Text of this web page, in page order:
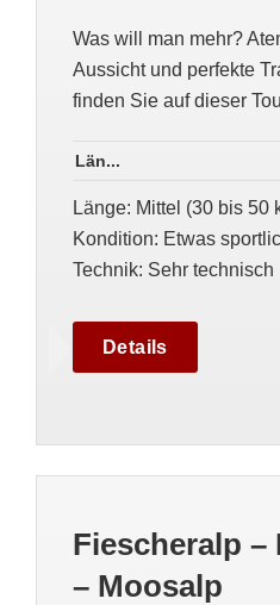
Was will man mehr?
Aussicht und perfekte
finden Sie auf dieser
Län...
Länge: Mittel (30 bis 50
Kondition: Etwas
Technik: Sehr technisch
Details
Fiescheralp –
– Moosalp